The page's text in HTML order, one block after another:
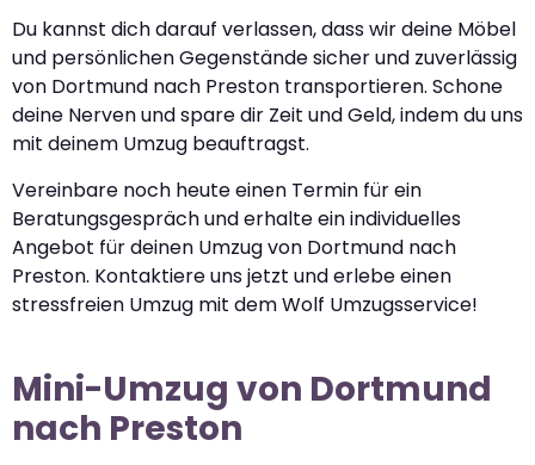
Du kannst dich darauf verlassen, dass wir deine Möbel
und persönlichen Gegenstände sicher und zuverlässig
von Dortmund nach Preston transportieren. Schone
deine Nerven und spare dir Zeit und Geld, indem du uns
mit deinem Umzug beauftragst.
Vereinbare noch heute einen Termin für ein
Beratungsgespräch und erhalte ein individuelles
Angebot für deinen Umzug von Dortmund nach
Preston. Kontaktiere uns jetzt und erlebe einen
stressfreien Umzug mit dem Wolf Umzugsservice!
Mini-Umzug von Dortmund
nach Preston